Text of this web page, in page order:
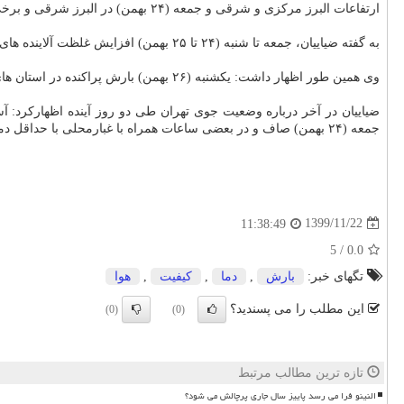
ارتفاعات البرز مرکزی و شرقی و جمعه (۲۴ بهمن) در البرز شرقی و برخی مناطق شمال شرق پیش بینی می شود.
به گفته ضیاییان، جمعه تا شنبه (۲۴ تا ۲۵ بهمن) افزایش غلظت آلاینده های جوی و کاهش کیفیت هوای شهرهای صنعتی و پرجمعیت دور از انتظار نخواهد بود.
وی همین طور اظهار داشت: یکشنبه (۲۶ بهمن) بارش پراکنده در استان های ساحلی خزر پیش بینی می شود.
جمعه (۲۴ بهمن) صاف و در بعضی ساعات همراه با غبارمحلی با حداقل دمای ۷ و حداکثر دمای ۱۶ درجه سانتیگراد پیش بینی می شود.
1399/11/22
11:38:49
0.0
/
5
تگهای خبر:
بارش دما كیفیت هوا
این مطلب را می پسندید؟ (0)
(0)
تازه ترین مطالب مرتبط
النینو فرا می رسد پاییز سال جاری پرچالش می شود؟